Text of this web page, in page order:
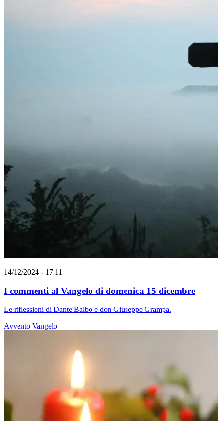
14/12/2024 - 17:11
I commenti al Vangelo di domenica 15 dicembre
Le riflessioni di Dante Balbo e don Giuseppe Grampa.
Avvento Vangelo